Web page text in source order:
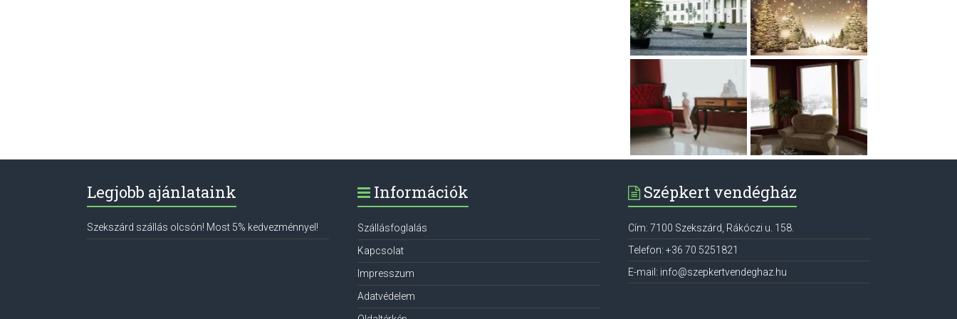
Legjobb ajánlataink
Szekszárd szállás olcsón! Most 5% kedvezménnyel!
Információk
Szállásfoglalás
Kapcsolat
Impresszum
Adatvédelem
Szépkert vendégház
Cím: 7100 Szekszárd Rákóczi u. 158.
Telefon:+36 70 5251821
E-mail: info@szepkertvendeghaz.hu